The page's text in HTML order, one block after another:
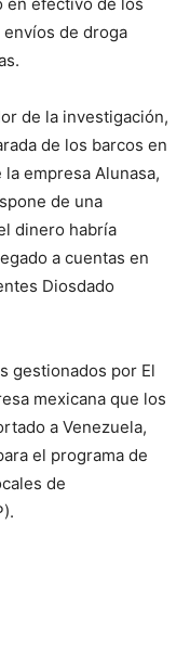
de droga
de la investigación,
de los barcos en
empresa Alunasa,
de una
dinero habría
a cuentas en
Diosdado
gestionados por El
mexicana que los
a Venezuela,
el programa de
de